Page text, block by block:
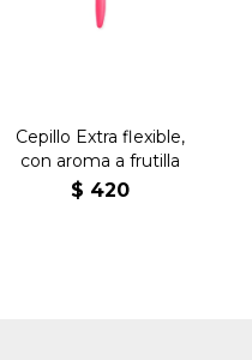
Cepillo Extra flexible,
con aroma a frutilla
$ 420